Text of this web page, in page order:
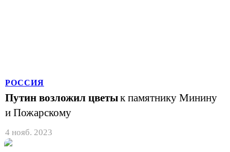
РОССИЯ
Путин возложил цветык памятнику Минину
и Пожарскому
4 нояб. 2023